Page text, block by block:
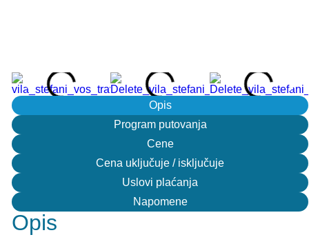
Opis
Program putovanja
Cene
Cena uključuje / isključuje
Uslovi plaćanja
Napomene
Opis